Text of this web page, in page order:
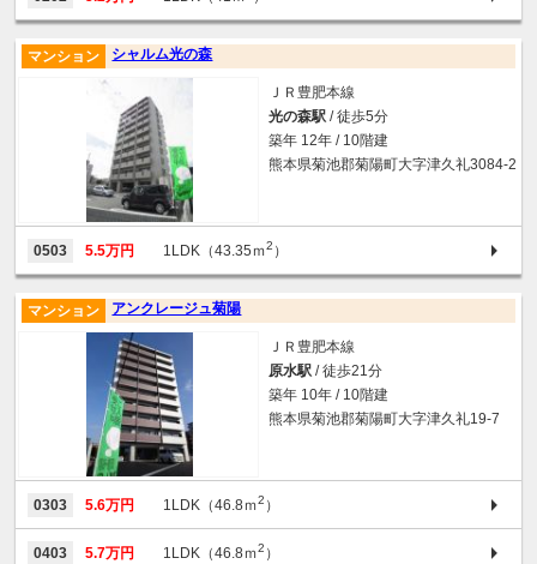
シャルム光の森
マンション
ＪＲ豊肥本線
光の森駅 / 徒歩5分
築年 12年 / 10階建
熊本県菊池郡菊陽町大字津久礼3084-2
0503 5.5万円 1LDK（43.35ｍ2 ）
アンクレージュ菊陽
マンション
ＪＲ豊肥本線
原水駅 / 徒歩21分
築年 10年 / 10階建
熊本県菊池郡菊陽町大字津久礼19-7
0303 5.6万円 1LDK（46.8ｍ2 ）
0403 5.7万円 1LDK（46.8ｍ2 ）